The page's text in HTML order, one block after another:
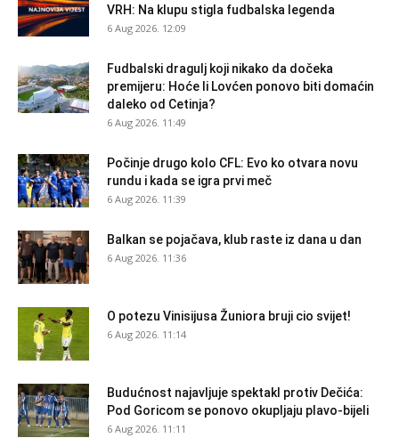
VRH: Na klupu stigla fudbalska legenda
6 Aug 2026. 12:09
Fudbalski dragulj koji nikako da dočeka
premijeru: Hoće li Lovćen ponovo biti domaćin
daleko od Cetinja?
6 Aug 2026. 11:49
Počinje drugo kolo CFL: Evo ko otvara novu
rundu i kada se igra prvi meč
6 Aug 2026. 11:39
Balkan se pojačava, klub raste iz dana u dan
6 Aug 2026. 11:36
O potezu Vinisijusa Žuniora bruji cio svijet!
6 Aug 2026. 11:14
Budućnost najavljuje spektakl protiv Dečića:
Pod Goricom se ponovo okupljaju plavo-bijeli
6 Aug 2026. 11:11